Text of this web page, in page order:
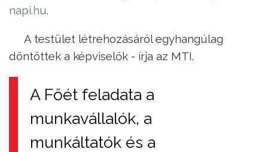
napi.hu.
A testület létrehozásáról egyhangúlag
döntöttek a képviselők - írja az MTI.
A Főét feladata a
munkavállalók, a
munkáltatók és a